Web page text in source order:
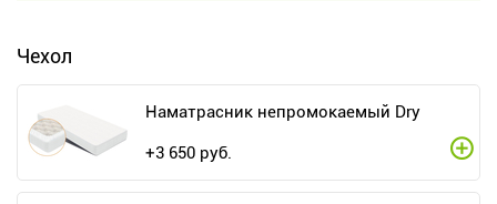
Чехол
Наматрасник непромокаемый Dry
+3 650 руб.